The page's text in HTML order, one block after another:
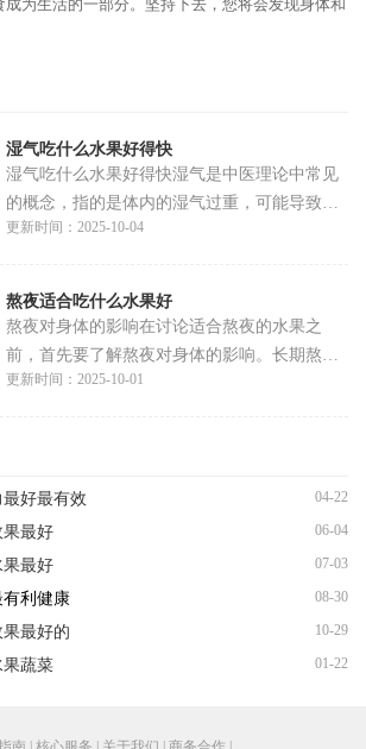
为生活的一部分。坚持下去，您将会发现身体和
湿气吃什么水果好得快
湿气吃什么水果好得快湿气是中医理论中常见
的概念，指的是体内的湿气过重，可能导致一
系列身体不适，如食欲减退、疲乏无力、肢体
中，
更新时间：2025-10-04
熬夜适合吃什么水果好
熬夜对身体的影响在讨论适合熬夜的水果之
前，首先要了解熬夜对身体的影响。长期熬夜
会导致以下几个方面的问题免疫力下降：熬夜
更新时间：2025-10-01
好最有效 04-22
最好 06-04
最好 07-03
利健康 08-30
最好的 10-29
蔬菜 01-22